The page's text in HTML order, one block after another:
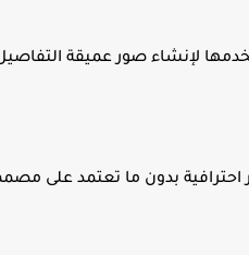
لإنشاء صور عميقة
صور احترافية بدون ما تعتمد